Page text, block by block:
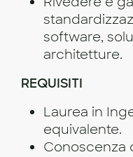
software,
architetture.
REQUISITI
Laurea in
equivalente.
Conoscenza